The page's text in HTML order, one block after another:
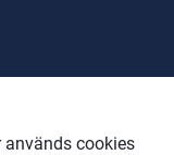
används cookies